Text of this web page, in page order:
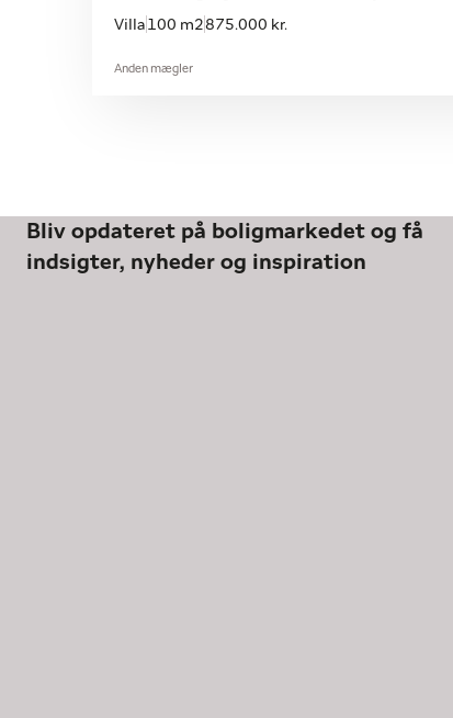
Villa 100 m2875.000 kr.
Anden mægler
Bliv opdateret på boligmarkedet og få
indsigter, nyheder og inspiration